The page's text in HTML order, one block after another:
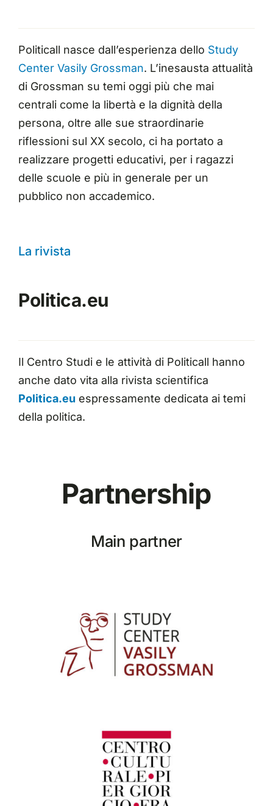
Politicall nasce dall’esperienza dello Study
Center Vasily Grossman. L’inesausta attualità
di Grossman su temi oggi più che mai
centrali come la libertà e la dignità della
persona, oltre alle sue straordinarie
riflessioni sul XX secolo, ci ha portato a
realizzare progetti educativi, per i ragazzi
delle scuole e più in generale per un
pubblico non accademico.
La rivista
Politica.eu
Il Centro Studi e le attività di Politicall hanno
anche dato vita alla rivista scientifica
Politica.eu espressamente dedicata ai temi
della politica.
Partnership
Main partner